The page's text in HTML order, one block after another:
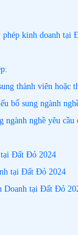
phép kinh doanh tại
thành viên hoặc
bổ sung ngành
ngành nghề yêu
Đất Đỏ 2024
tại Đất Đỏ 2024
tại Đất Đỏ